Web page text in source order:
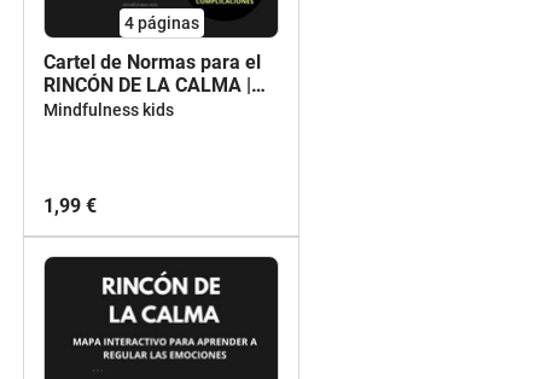
4páginas
Cartel de Normas para el
RINCÓN DE LA CALMA |
Aprendizaje
Mindfulness kids
1,99 €